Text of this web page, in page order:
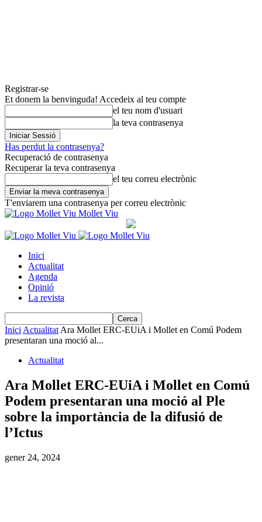
Registrar-se
Et donem la benvinguda! Accedeix al teu compte
el teu nom d'usuari
la teva contrasenya
Has perdut la contrasenya?
Recuperació de contrasenya
Recuperar la teva contrasenya
el teu correu electrònic
T'enviarem una contrasenya per correu electrònic
Mollet Viu
Inici
Actualitat
Agenda
Opinió
La revista
Inici Actualitat Ara Mollet ERC-EUiA i Mollet en Comú Podem
presentaran una moció al...
Actualitat
Ara Mollet ERC-EUiA i Mollet en Comú
Podem presentaran una moció al Ple
sobre la importància de la difusió de
l’Ictus
gener 24, 2024